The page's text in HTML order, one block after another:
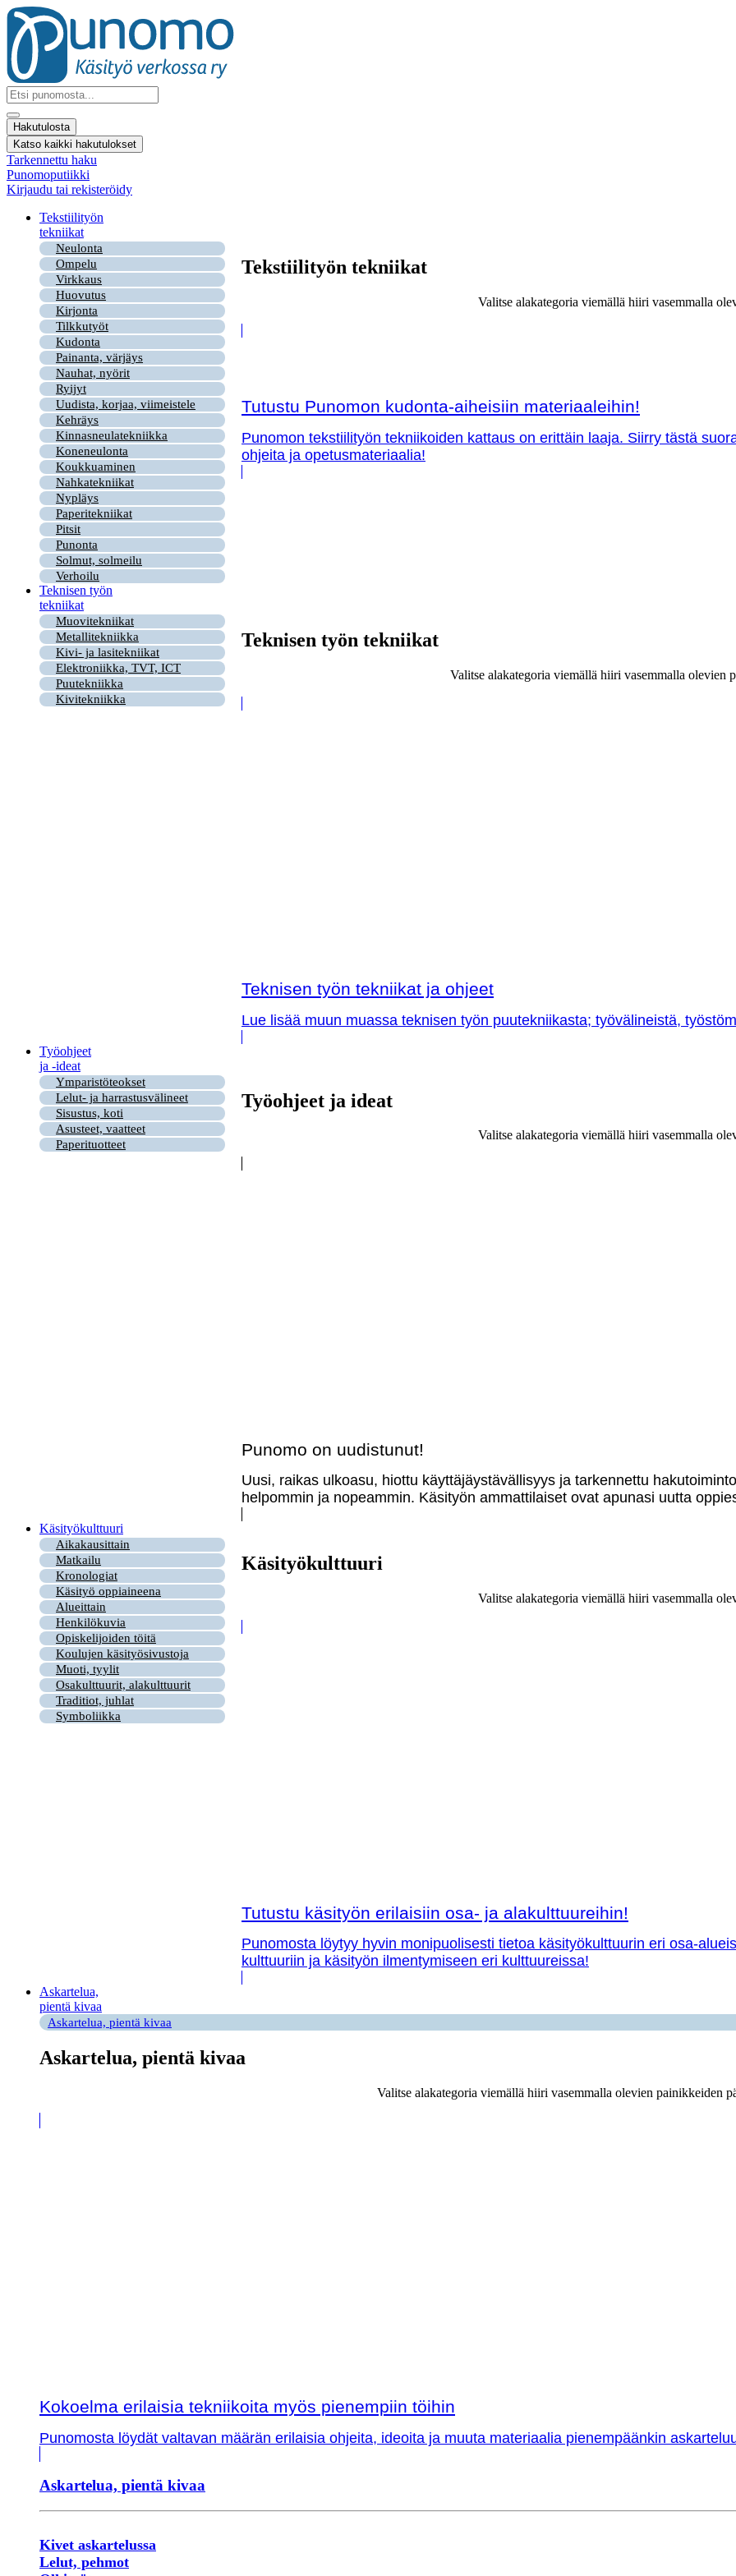
Mene
sisältöön
Search
...
Hakutulosta
Katso kaikki hakutulokset
Tarkennettu haku
Punomoputiikki
Kirjaudu tai rekisteröidy
Tekstiilityön
tekniikat
Neulonta
Ompelu
Virkkaus
Huovutus
Kirjonta
Tilkkutyöt
Kudonta
Painanta, värjäys
Nauhat, nyörit
Ryijyt
Uudista, korjaa, viimeistele
Kehräys
Kinnasneulatekniikka
Koneneulonta
Koukkuaminen
Nahkatekniikat
Nypläys
Paperitekniikat
Pitsit
Punonta
Solmut, solmeilu
Verhoilu
Tekstiilityön tekniikat
Valitse alakategoria viemällä hiiri vasemmalla
Tutustu Punomon kudonta-aiheisiin materiaaleihin!
Punomon tekstiilityön tekniikoiden kattaus on erittäin laaja. Siirry tästä
ohjeita ja opetusmateriaalia!
Teknisen työn
tekniikat
Muovitekniikat
Metallitekniikka
Kivi- ja lasitekniikat
Elektroniikka, TVT, ICT
Puutekniikka
Kivitekniikka
Teknisen työn tekniikat
Valitse alakategoria viemällä hiiri vasemmalla olevien
Teknisen työn tekniikat ja ohjeet
Lue lisää muun muassa teknisen työn puutekniikasta; työvälineistä,
Työohjeet
ja -ideat
Ymparistöteokset
Lelut- ja harrastusvälineet
Sisustus, koti
Asusteet, vaatteet
Paperituotteet
Työohjeet ja ideat
Valitse alakategoria viemällä hiiri vasemmalla
Punomo on uudistunut!
Uusi, raikas ulkoasu, hiottu käyttäjäystävällisyys ja tarkennettu
helpommin ja nopeammin. Käsityön ammattilaiset ovat apunasi uutta
Käsityökulttuuri
Aikakausittain
Matkailu
Kronologiat
Käsityö oppiaineena
Alueittain
Henkilökuvia
Opiskelijoiden töitä
Koulujen käsityösivustoja
Muoti, tyylit
Osakulttuurit, alakulttuurit
Traditiot, juhlat
Symboliikka
Käsityökulttuuri
Valitse alakategoria viemällä hiiri vasemmalla
Tutustu käsityön erilaisiin osa- ja alakulttuureihin!
Punomosta löytyy hyvin monipuolisesti tietoa käsityökulttuurin eri osa-
kulttuuriin ja käsityön ilmentymiseen eri kulttuureissa!
Askartelua,
pientä kivaa
Askartelua, pientä kivaa
Askartelua, pientä kivaa
Valitse alakategoria viemällä hiiri vasemmalla olevien painikkeiden
Kokoelma erilaisia tekniikoita myös pienempiin töihin
Punomosta löydät valtavan määrän erilaisia ohjeita, ideoita ja muuta materiaalia pienempäänkin
Askartelua, pientä kivaa
Kivet askartelussa
Lelut, pehmot